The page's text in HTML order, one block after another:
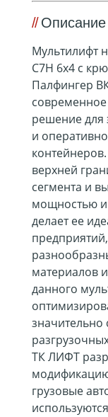
Мультилифт
C7H 6х4 с
Палфингер
решение для
и
верхней
сегмента и
мощностью и
делает ее
материалов
данного
значительно
ТК ЛИФТ
грузовые